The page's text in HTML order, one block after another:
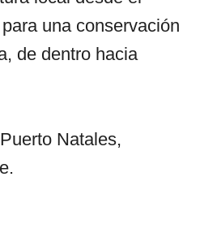
una conservación
de dentro hacia
Natales,